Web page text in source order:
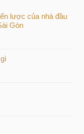
lược của nhà đầu
Gòn